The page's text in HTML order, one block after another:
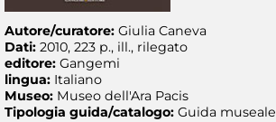
Autore/curatore: Giulia Caneva
Dati: 2010, 223 p., ill., rilegato
editore: Gangemi
lingua: Italiano
Museo: Museo dell'Ara Pacis
Tipologia guida/catalogo: Guida museale